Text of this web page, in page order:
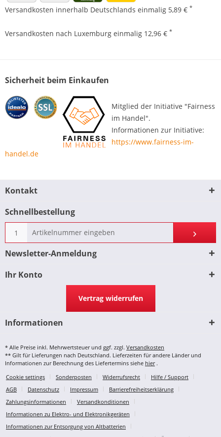
Versandkosten innerhalb Deutschlands einmalig 5,89 € *
Versandkosten nach Luxemburg einmalig 12,96 € *
Sicherheit beim Einkaufen
Mitglied der Initiative "Fairness
im Handel".
Informationen zur Initiative:
https://www.fairness-im-
handel.de
Kontakt
Schnellbestellung
Newsletter-Anmeldung
Ihr Konto
Vertrag widerrufen
Informationen
* Alle Preise inkl. Mehrwertsteuer und ggf. zzgl. Versandkosten
** Gilt für Lieferungen nach Deutschland. Lieferzeiten für andere Länder und
Informationen zur Berechnung des Liefertermins siehe hier.
Cookie settings
Sonderposten Widerrufsrecht
Hilfe / Support
AGB
Datenschutz Impressum
Barrierefreiheitserklärung
Zahlungsinformationen
Versandkonditionen
Informationen zu Elektro- und Elektronikgeräten
Informationen zur Entsorgung von Altbatterien